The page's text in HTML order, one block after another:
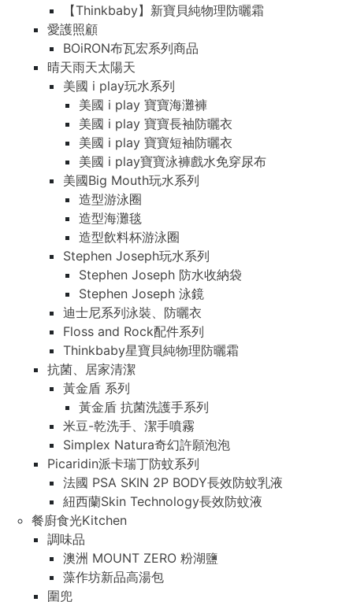
【Thinkbaby】新寶貝純物理防曬霜
愛護照顧
BOiRON布瓦宏系列商品
晴天雨天太陽天
美國 i play玩水系列
美國 i play 寶寶海灘褲
美國 i play 寶寶長袖防曬衣
美國 i play 寶寶短袖防曬衣
美國 i play寶寶泳褲戲水免穿尿布
美國Big Mouth玩水系列
造型游泳圈
造型海灘毯
造型飲料杯游泳圈
Stephen Joseph玩水系列
Stephen Joseph 防水收納袋
Stephen Joseph 泳鏡
迪士尼系列泳裝、防曬衣
Floss and Rock配件系列
Thinkbaby星寶貝純物理防曬霜
抗菌、居家清潔
黃金盾 系列
黃金盾 抗菌洗護手系列
米豆-乾洗手、潔手噴霧
Simplex Natura奇幻許願泡泡
Picaridin派卡瑞丁防蚊系列
法國 PSA SKIN 2P BODY長效防蚊乳液
紐西蘭Skin Technology長效防蚊液
餐廚食光Kitchen
調味品
澳洲 MOUNT ZERO 粉湖鹽
藻作坊新品高湯包
圍兜